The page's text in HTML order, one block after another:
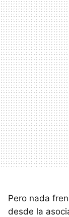
Pero nada
desde la